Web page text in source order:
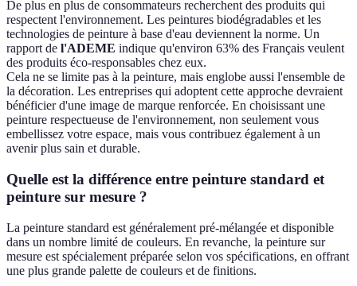
De plus en plus de consommateurs recherchent des produits qui
respectent l'environnement. Les peintures biodégradables et les
technologies de peinture à base d'eau deviennent la norme. Un
rapport de l'ADEME indique qu'environ 63% des Français veulent
des produits éco-responsables chez eux.
Cela ne se limite pas à la peinture, mais englobe aussi l'ensemble de
la décoration. Les entreprises qui adoptent cette approche devraient
bénéficier d'une image de marque renforcée. En choisissant une
peinture respectueuse de l'environnement, non seulement vous
embellissez votre espace, mais vous contribuez également à un
avenir plus sain et durable.
Quelle est la différence entre peinture standard et
peinture sur mesure ?
La peinture standard est généralement pré-mélangée et disponible
dans un nombre limité de couleurs. En revanche, la peinture sur
mesure est spécialement préparée selon vos spécifications, en offrant
une plus grande palette de couleurs et de finitions.